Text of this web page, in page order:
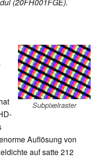
Subpixelraster
Auflösung von
auf satte 212